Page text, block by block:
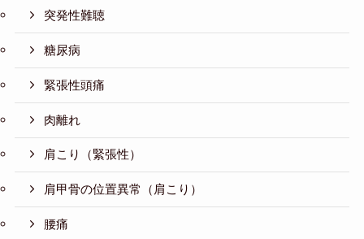
突発性難聴
糖尿病
緊張性頭痛
肉離れ
肩こり（緊張性）
肩甲骨の位置異常（肩こり）
腰痛